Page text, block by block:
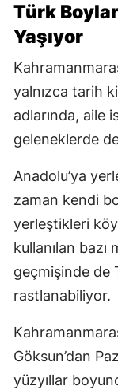
Türk
Yaşıyor
yalnızca tarih
adlarında, aile
geleneklerde
Anadolu’ya
zaman kendi
yerleştikleri
kullanılan bazı
geçmişinde de
rastlanabiliyor.
Göksun’dan
yüzyıllar